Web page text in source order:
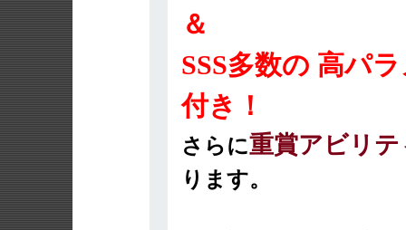
＆
SSS多数の 高パ
付き！
さらに重賞アビリ
ります。